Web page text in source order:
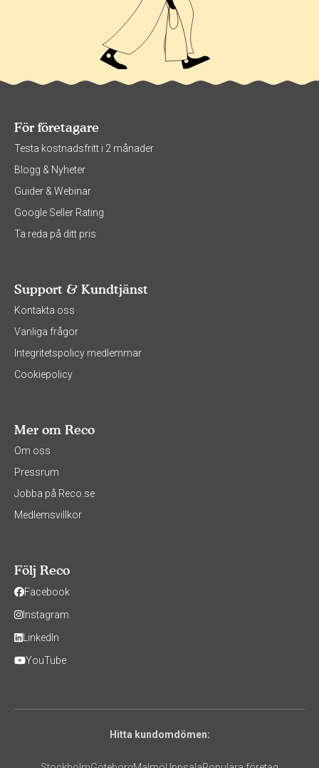
För företagare
Testa kostnadsfritt i 2 månader
Blogg & Nyheter
Guider & Webinar
Google Seller Rating
Ta reda på ditt pris
Support & Kundtjänst
Kontakta oss
Vanliga frågor
Integritetspolicy medlemmar
Cookiepolicy
Mer om Reco
Om oss
Pressrum
Jobba på Reco.se
Medlemsvillkor
Följ Reco
Facebook
Instagram
LinkedIn
YouTube
Hitta kundomdömen: